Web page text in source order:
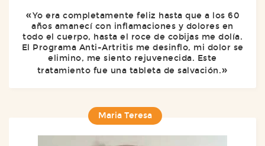
Yo era completamente feliz hasta que a los 60
años amanecí con inflamaciones y dolores en
todo el cuerpo, hasta el roce de cobijas me dolía.
El Programa Anti-Artritis me desinflo, mi dolor se
elimino, me siento rejuvenecida. Este
tratamiento fue una tableta de salvación.
Maria Teresa